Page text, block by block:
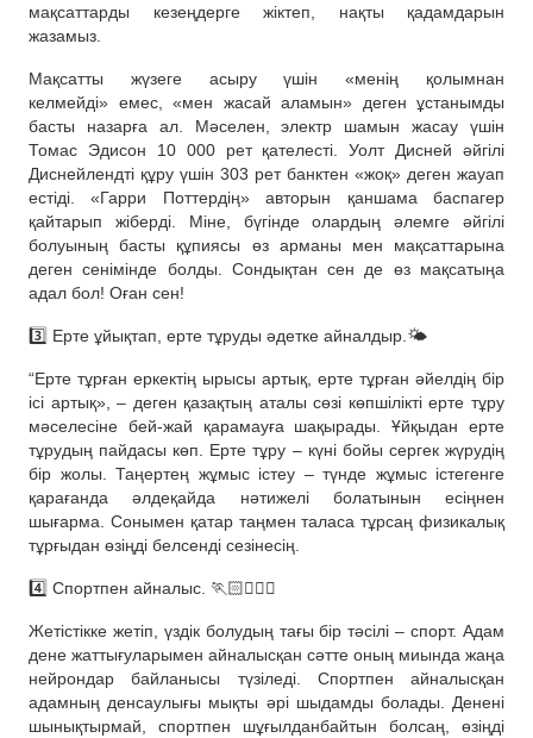
мақсаттарды кезеңдерге жіктеп, нақты қадамдарын
жазамыз.
Мақсатты жүзеге асыру үшін «менің қолымнан
келмейді» емес, «мен жасай аламын» деген ұстанымды
басты назарға ал. Мәселен, электр шамын жасау үшін
Томас Эдисон 10 000 рет қателесті. Уолт Дисней әйгілі
Диснейлендті құру үшін 303 рет банктен «жоқ» деген жауап
естіді. «Гарри Поттердің» авторын қаншама баспагер
қайтарып жіберді. Міне, бүгінде олардың әлемге әйгілі
болуының басты құпиясы өз арманы мен мақсаттарына
деген сенімінде болды. Сондықтан сен де өз мақсатыңа
адал бол! Оған сен!
3️⃣ Ерте ұйықтап, ерте тұруды әдетке айналдыр.🌤
“Ерте тұрған еркектің ырысы артық, ерте тұрған әйелдің бір
ісі артық», – деген қазақтың аталы сөзі көпшілікті ерте тұру
мәселесіне бей-жай қарамауға шақырады. Ұйқыдан ерте
тұрудың пайдасы көп. Ерте тұру – күні бойы сергек жүрудің
бір жолы. Таңертең жұмыс істеу – түнде жұмыс істегенге
қарағанда әлдеқайда нәтижелі болатынын есіңнен
шығарма. Сонымен қатар таңмен таласа тұрсаң физикалық
тұрғыдан өзіңді белсенді сезінесің.
4️⃣ Спортпен айналыс. 🏃🏻🏃🏻‍♀️
Жетістікке жетіп, үздік болудың тағы бір тәсілі – спорт. Адам
дене жаттығуларымен айналысқан сәтте оның миында жаңа
нейрондар байланысы түзіледі. Спортпен айналысқан
адамның денсаулығы мықты әрі шыдамды болады. Денені
шынықтырмай, спортпен шұғылданбайтын болсаң, өзіңді